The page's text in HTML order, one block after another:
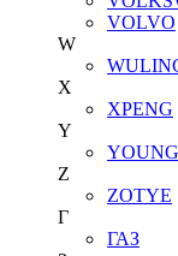
VOLVO
W
X
XPENG
Y
Z
ZOTYE
Г
ГАЗ